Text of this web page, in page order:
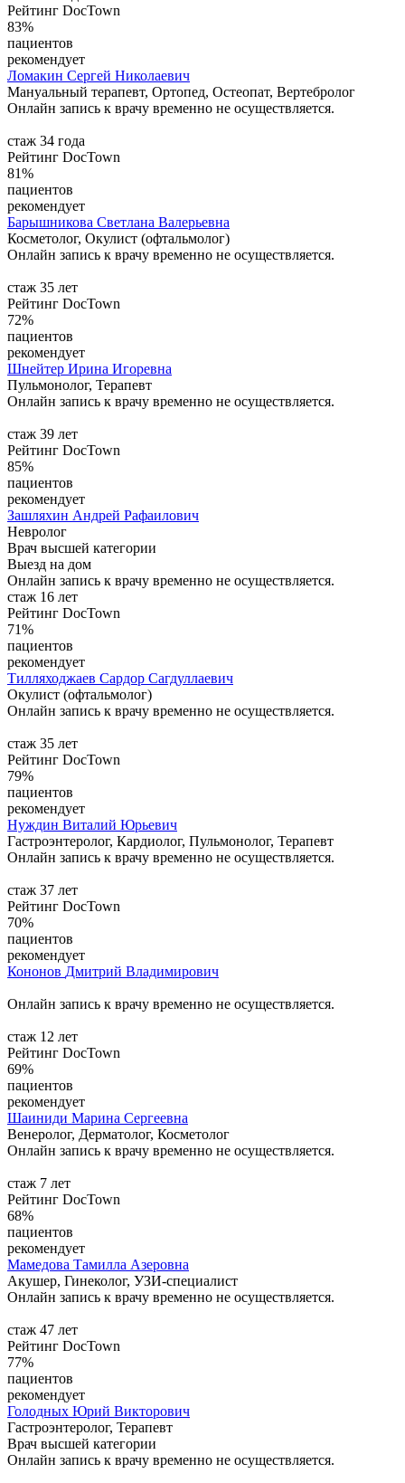
Рейтинг DocTown
83%
пациентов
рекомендует
Ломакин Сергей Николаевич
Мануальный терапевт, Ортопед, Остеопат, Вертебролог
Онлайн запись к врачу временно не осуществляется.
стаж 34 года
Рейтинг DocTown
81%
пациентов
рекомендует
Барышникова Светлана Валерьевна
Косметолог, Окулист (офтальмолог)
Онлайн запись к врачу временно не осуществляется.
стаж 35 лет
Рейтинг DocTown
72%
пациентов
рекомендует
Шнейтер Ирина Игоревна
Пульмонолог, Терапевт
Онлайн запись к врачу временно не осуществляется.
стаж 39 лет
Рейтинг DocTown
85%
пациентов
рекомендует
Зашляхин Андрей Рафаилович
Невролог
Врач высшей категории
Выезд на дом
Онлайн запись к врачу временно не осуществляется.
стаж 16 лет
Рейтинг DocTown
71%
пациентов
рекомендует
Тилляходжаев Сардор Сагдуллаевич
Окулист (офтальмолог)
Онлайн запись к врачу временно не осуществляется.
стаж 35 лет
Рейтинг DocTown
79%
пациентов
рекомендует
Нуждин Виталий Юрьевич
Гастроэнтеролог, Кардиолог, Пульмонолог, Терапевт
Онлайн запись к врачу временно не осуществляется.
стаж 37 лет
Рейтинг DocTown
70%
пациентов
рекомендует
Кононов Дмитрий Владимирович
Онлайн запись к врачу временно не осуществляется.
стаж 12 лет
Рейтинг DocTown
69%
пациентов
рекомендует
Шаиниди Марина Сергеевна
Венеролог, Дерматолог, Косметолог
Онлайн запись к врачу временно не осуществляется.
стаж 7 лет
Рейтинг DocTown
68%
пациентов
рекомендует
Мамедова Тамилла Азеровна
Акушер, Гинеколог, УЗИ-специалист
Онлайн запись к врачу временно не осуществляется.
стаж 47 лет
Рейтинг DocTown
77%
пациентов
рекомендует
Голодных Юрий Викторович
Гастроэнтеролог, Терапевт
Врач высшей категории
Онлайн запись к врачу временно не осуществляется.